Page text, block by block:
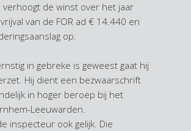
verhoogt de winst over het jaar
van de FOR ad € 14.440 en
op.
in gebreke is geweest gaat hij
Hij dient een bezwaarschrift
in hoger beroep bij het
Leeuwarden.
inspecteur ook gelijk. Die